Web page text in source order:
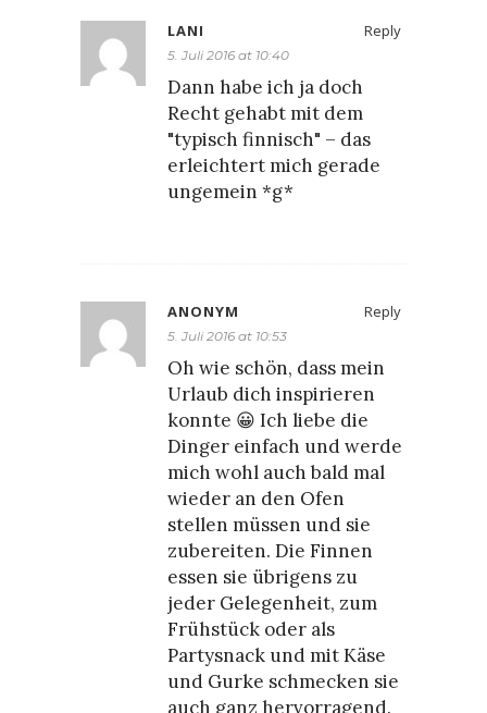
Reply
LANI
5. Juli 2016 at 10:40
Dann habe ich ja doch
Recht gehabt mit dem
"typisch finnisch" – das
erleichtert mich gerade
ungemein *g*
Reply
ANONYM
5. Juli 2016 at 10:53
Oh wie schön, dass mein
Urlaub dich inspirieren
konnte 😀 Ich liebe die
Dinger einfach und werde
mich wohl auch bald mal
wieder an den Ofen
stellen müssen und sie
zubereiten. Die Finnen
essen sie übrigens zu
jeder Gelegenheit, zum
Frühstück oder als
Partysnack und mit Käse
und Gurke schmecken sie
auch ganz hervorragend.